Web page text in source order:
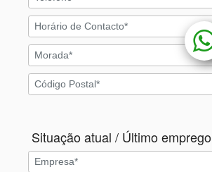
Situação atual / Último emprego